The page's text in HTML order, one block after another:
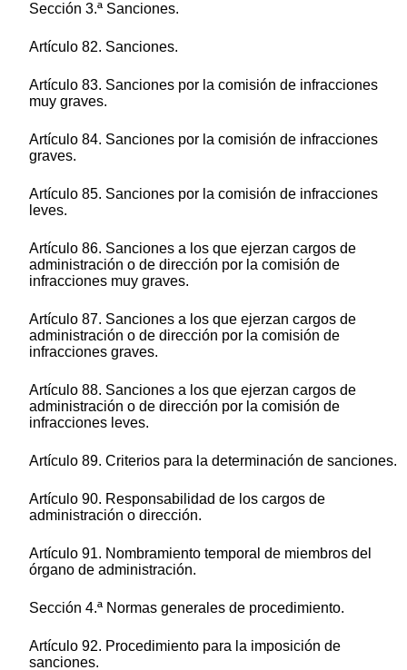
Sección 3.ª Sanciones.
Artículo 82. Sanciones.
Artículo 83. Sanciones por la comisión de infracciones
muy graves.
Artículo 84. Sanciones por la comisión de infracciones
graves.
Artículo 85. Sanciones por la comisión de infracciones
leves.
Artículo 86. Sanciones a los que ejerzan cargos de
administración o de dirección por la comisión de
infracciones muy graves.
Artículo 87. Sanciones a los que ejerzan cargos de
administración o de dirección por la comisión de
infracciones graves.
Artículo 88. Sanciones a los que ejerzan cargos de
administración o de dirección por la comisión de
infracciones leves.
Artículo 89. Criterios para la determinación de sanciones.
Artículo 90. Responsabilidad de los cargos de
administración o dirección.
Artículo 91. Nombramiento temporal de miembros del
órgano de administración.
Sección 4.ª Normas generales de procedimiento.
Artículo 92. Procedimiento para la imposición de
sanciones.